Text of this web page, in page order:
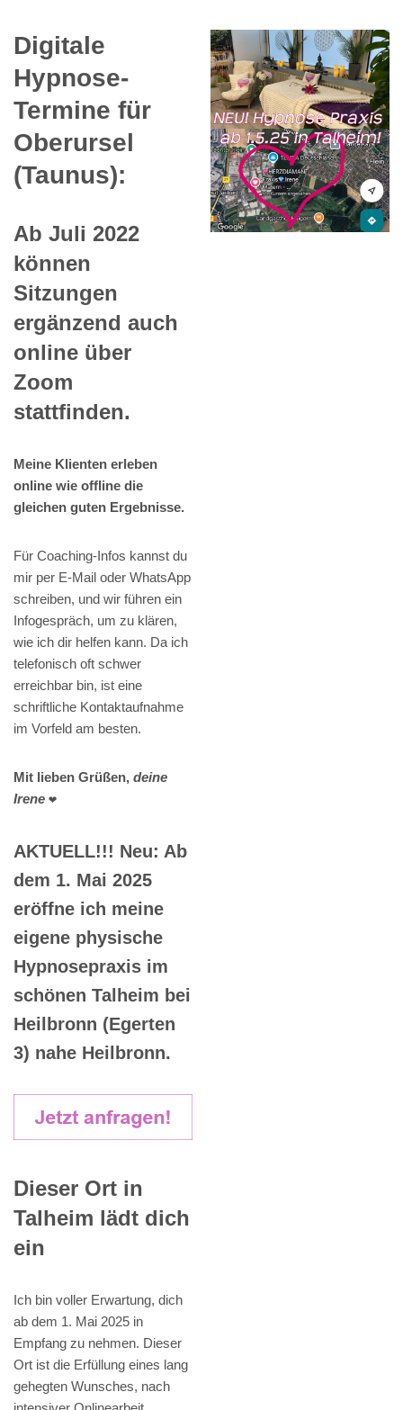
Digitale
Hypnose-
Termine für
Oberursel
(Taunus):
Ab Juli 2022
können
Sitzungen
ergänzend auch
online über
Zoom
stattfinden.
Meine Klienten erleben
online wie offline die
gleichen guten Ergebnisse.
Für Coaching-Infos kannst du
mir per E-Mail oder WhatsApp
schreiben, und wir führen ein
Infogespräch, um zu klären,
wie ich dir helfen kann. Da ich
telefonisch oft schwer
erreichbar bin, ist eine
schriftliche Kontaktaufnahme
im Vorfeld am besten.
Mit lieben Grüßen, deine
Irene ❤️
AKTUELL!!! Neu: Ab
dem 1. Mai 2025
eröffne ich meine
eigene physische
Hypnosepraxis im
schönen Talheim bei
Heilbronn (Egerten
3) nahe Heilbronn.
Dieser Ort in
Talheim lädt dich
ein
Ich bin voller Erwartung, dich
ab dem 1. Mai 2025 in
Empfang zu nehmen. Dieser
Ort ist die Erfüllung eines lang
gehegten Wunsches, nach